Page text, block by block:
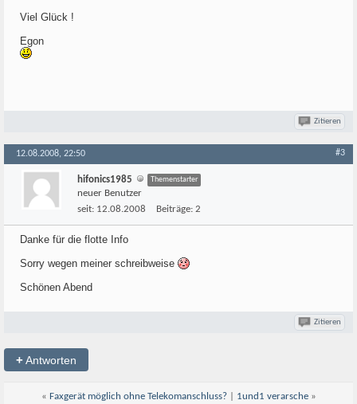
Viel Glück !
Egon
Zitieren
12.08.2008, 22:50 #3
hifonics1985 Themenstarter
neuer Benutzer
seit: 12.08.2008 Beiträge: 2
Danke für die flotte Info
Sorry wegen meiner schreibweise
Schönen Abend
Zitieren
+Antworten
« Faxgerät möglich ohne Telekomanschluss?| 1und1 verarsche »